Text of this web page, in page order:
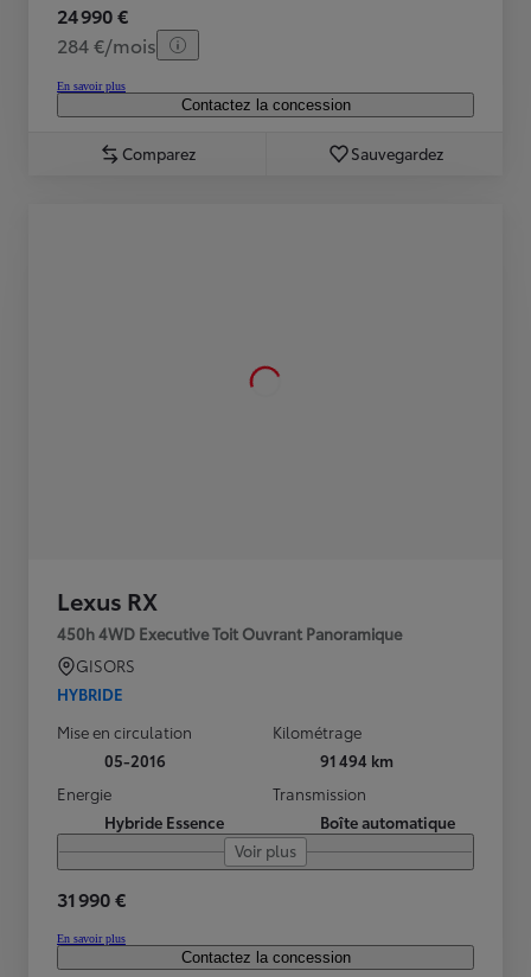
24 990 €
284 €/mois
En savoir plus
Contactez la concession
Comparez Sauvegardez
Lexus RX
450h 4WD Executive Toit Ouvrant Panoramique
GISORS
HYBRIDE
Mise en circulation
05-2016
Kilométrage
91 494 km
Energie
Hybride Essence
Transmission
Boîte automatique
Voir plus
31 990 €
En savoir plus
Contactez la concession